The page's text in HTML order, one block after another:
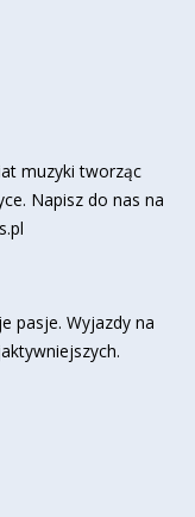
muzyki tworząc
Napisz do nas na
pasje. Wyjazdy na